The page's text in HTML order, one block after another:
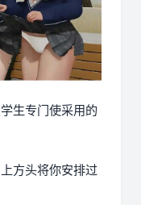
生专门使采用的
方头将你安排过